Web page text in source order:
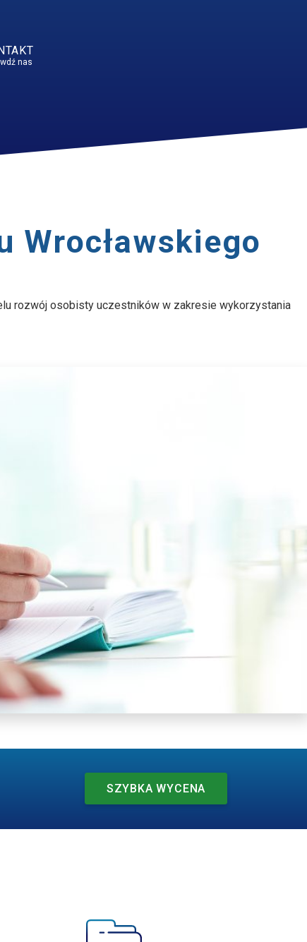
nas
Wrocławskiego
rozwój osobisty uczestników w zakresie wykorzystania
SZYBKA WYCENA